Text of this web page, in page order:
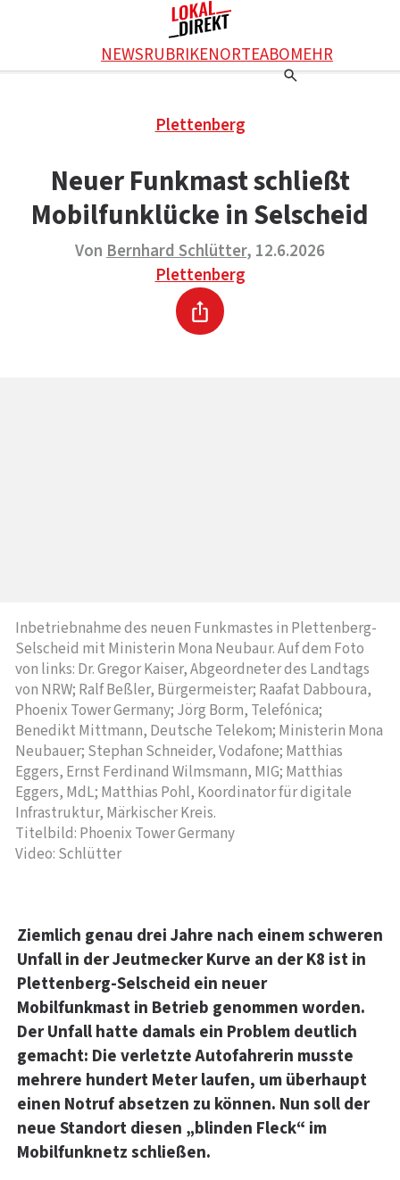
NEWSRUBRIKENORTEABOMEHR
Werbung schalten
Kontakt
Das Team
KONTAKT
DAS TEAM
ÜBER UNS
Plettenberg
Neuer Funkmast schließt
Mobilfunklücke in Selscheid
VonBernhard Schlütter, 12.6.2026
Plettenberg
Drucken
Inbetriebnahme des neuen Funkmastes in Plettenberg-
Selscheid mit Ministerin Mona Neubaur. Auf dem Foto
von links: Dr. Gregor Kaiser, Abgeordneter des Landtags
von NRW; Ralf Beßler, Bürgermeister; Raafat Dabboura,
Phoenix Tower Germany; Jörg Borm, Telefónica;
Benedikt Mittmann, Deutsche Telekom; Ministerin Mona
Neubauer; Stephan Schneider, Vodafone; Matthias
Eggers, Ernst Ferdinand Wilmsmann, MIG; Matthias
Eggers, MdL; Matthias Pohl, Koordinator für digitale
Infrastruktur, Märkischer Kreis.
Titelbild: Phoenix Tower Germany
Video: Schlütter
Ziemlich genau drei Jahre nach einem schweren
Unfall in der Jeutmecker Kurve an der K8 ist in
Plettenberg-Selscheid ein neuer
Mobilfunkmast in Betrieb genommen worden.
Der Unfall hatte damals ein Problem deutlich
gemacht: Die verletzte Autofahrerin musste
mehrere hundert Meter laufen, um überhaupt
einen Notruf absetzen zu können. Nun soll der
neue Standort diesen „blinden Fleck“ im
Mobilfunknetz schließen.